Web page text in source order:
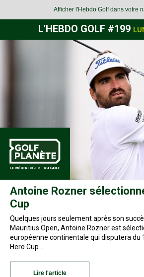
Afficher l'Hebdo Golf dans votre
L'HEBDO GOLF #199
Antoine Rozner
Cup
Quelques jours seulement après son
Mauritius Open, Antoine Rozner est
européenne continentale qui disputera du
Hero Cup …
Lire l'article